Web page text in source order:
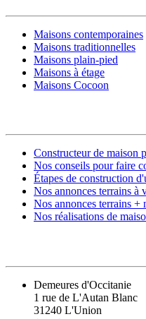
Maisons contemporaines
Maisons traditionnelles
Maisons plain-pied
Maisons à étage
Maisons Cocoon
Constructeur de maison
Nos conseils pour faire
Étapes de construction
Nos annonces terrains à
Nos annonces terrains +
Nos réalisations de
Demeures d'Occitanie
1 rue de L'Autan Blanc
31240 L'Union